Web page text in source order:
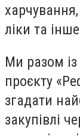
ліки та
Ми разом
проєкту
згадати
закупівлі